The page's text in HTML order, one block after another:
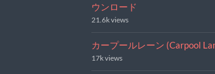
ウンロード
21.6k views
カープールレーン (Carpool
17k views